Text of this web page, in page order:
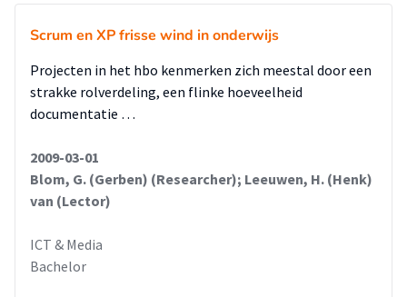
Scrum en XP frisse wind in onderwijs
Projecten in het hbo kenmerken zich meestal door een
strakke rolverdeling, een flinke hoeveelheid
documentatie …
2009-03-01
Blom, G. (Gerben) (Researcher); Leeuwen, H. (Henk)
van (Lector)
ICT & Media
Bachelor